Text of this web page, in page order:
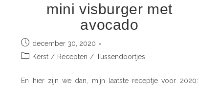
mini visburger met
avocado
december 30, 2020
Kerst / Recepten / Tussendoortjes
En hier zijn we dan, mijn laatste receptje voor 2020: